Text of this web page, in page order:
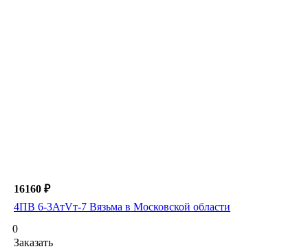
16160 ₽
4ПВ 6-3АтVт-7 Вязьма в Московской области
0
Заказать